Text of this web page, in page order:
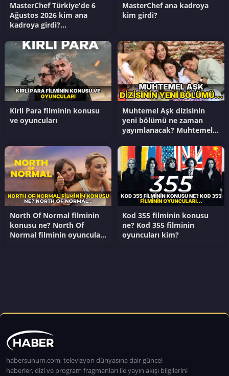
MasterChef Türkiye'de 6
Ağustos 2026 kim ana
kadroya girdi?
kazandı?
MasterChef ana kadroya
kim girdi?
Kirli Para filminin konusu
ve oyuncuları
Muhtemel Aşk dizisinin
yeni bölümü ne zaman
yayımlanacak? Muhtemel
bölümünde ne oldu?
North Of Normal filminin
konusu ne? North Of
Normal filminin oyuncuları
Kod 355 filminin konusu
ne? Kod 355 filminin
oyuncuları kim?
habersunum.com, televizyon dünyasına dair güncel
haberler, dizi ve program fragmanları ile yayın akışı bilgilerini